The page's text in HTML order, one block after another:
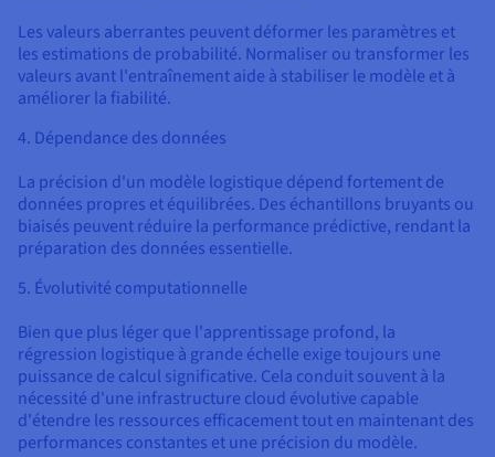
Les valeurs aberrantes peuvent déformer les paramètres et
les estimations de probabilité. Normaliser ou transformer les
valeurs avant l'entraînement aide à stabiliser le modèle et à
améliorer la fiabilité.
4. Dépendance des données
La précision d'un modèle logistique dépend fortement de
données propres et équilibrées. Des échantillons bruyants ou
biaisés peuvent réduire la performance prédictive, rendant la
préparation des données essentielle.
5. Évolutivité computationnelle
Bien que plus léger que l'apprentissage profond, la
régression logistique à grande échelle exige toujours une
puissance de calcul significative. Cela conduit souvent à la
nécessité d'une infrastructure cloud évolutive capable
d'étendre les ressources efficacement tout en maintenant des
performances constantes et une précision du modèle.